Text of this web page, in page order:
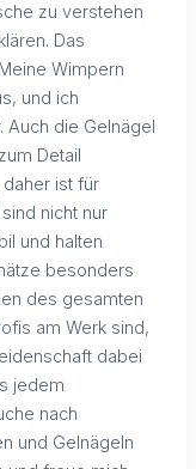
zu verstehen
Das
Wimpern
und ich
die Gelnägel
Detail
ist für
nicht nur
und halten
besonders
des gesamten
am Werk sind,
dabei
jedem
nach
und Gelnägeln